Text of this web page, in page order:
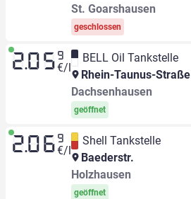
St. Goarshausen
geschlossen
2.05 9
€/l
BELL Oil Tankstelle
Rhein-Taunus-Straße
Dachsenhausen
geöffnet
2.06 9
€/l
Shell Tankstelle
Baederstr.
Holzhausen
geöffnet